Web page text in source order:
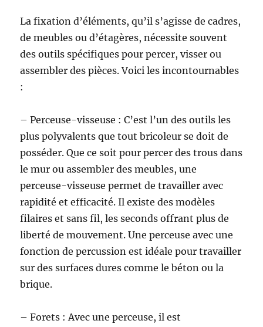
La fixation d’éléments, qu’il s’agisse de cadres,
de meubles ou d’étagères, nécessite souvent
des outils spécifiques pour percer, visser ou
assembler des pièces. Voici les incontournables
:
– Perceuse-visseuse : C’est l’un des outils les
plus polyvalents que tout bricoleur se doit de
posséder. Que ce soit pour percer des trous dans
le mur ou assembler des meubles, une
perceuse-visseuse permet de travailler avec
rapidité et efficacité. Il existe des modèles
filaires et sans fil, les seconds offrant plus de
liberté de mouvement. Une perceuse avec une
fonction de percussion est idéale pour travailler
sur des surfaces dures comme le béton ou la
brique.
– Forets : Avec une perceuse, il est